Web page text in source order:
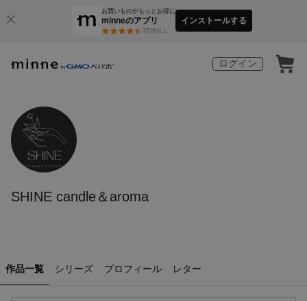
お買いものがもっとお得に
minneのアプリ
3万件以上
インストールする
ログイン
SHINE candle＆aroma
作品一覧 シリーズ プロフィール レター